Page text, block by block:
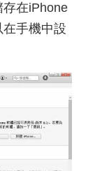
在iPhone
手機中設